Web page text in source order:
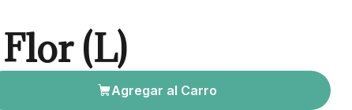
(L)
Agregar al Carro